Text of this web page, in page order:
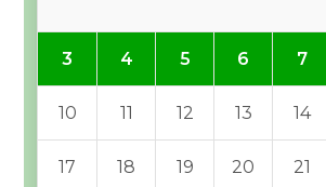
3 4 5 6 7
10 11 12 13 14
17 18 19 20 21